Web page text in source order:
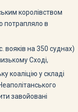
королівством
потрапляло в
вояків на 350 суднах)
Сході,
коаліцію у складі
завойовані